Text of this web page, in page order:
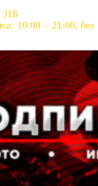
31Б
10:00 – 21:00, без